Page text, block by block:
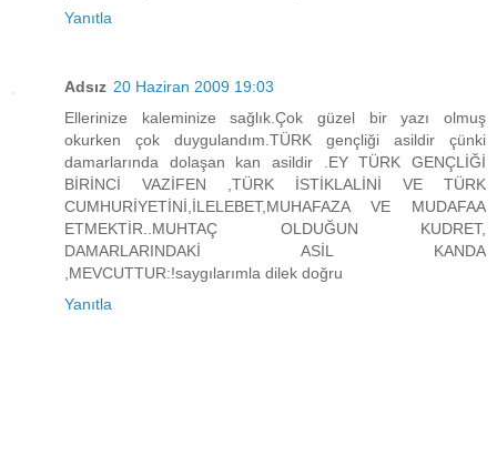
Yanıtla
Adsız 20 Haziran 2009 19:03
Ellerinize kaleminize sağlık.Çok güzel bir yazı olmuş
okurken çok duygulandım.TÜRK gençliği asildir çünki
damarlarında dolaşan kan asildir .EY TÜRK GENÇLİĞİ
BİRİNCİ VAZİFEN ,TÜRK İSTİKLALİNİ VE TÜRK
CUMHURİYETİNİ,İLELEBET,MUHAFAZA VE MUDAFAA
ETMEKTİR..MUHTAÇ OLDUĞUN KUDRET,
DAMARLARINDAKİ ASİL KANDA
,MEVCUTTUR:!saygılarımla dilek doğru
Yanıtla